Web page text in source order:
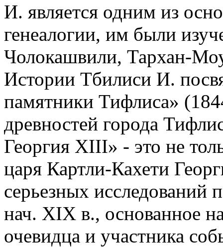
И. является одним из
генеалогии, им были
Чолокашвили, Тархан-
Истории Тбилиси И.
памятники Тифлиса»
древностей города
Георгия XIII» - это не
царя Картли-Кахети
серьезных
нач. XIX в., основанное
очевидца и участника